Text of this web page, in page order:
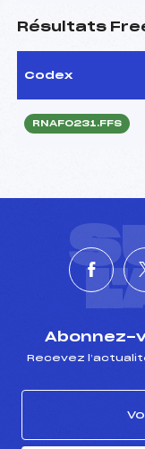
Résultats
Codex
RNAF0231.FFS
Abonnez-
Recevez